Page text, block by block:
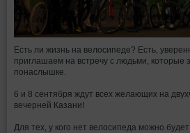
Есть ли жизнь на велосипеде? Есть,
приглашаем на встречу с людьми, которые
понаслышке.
6 и 8 сентября ждут всех желающих на
вечерней Казани!
Для тех, у кого нет велосипеда можно